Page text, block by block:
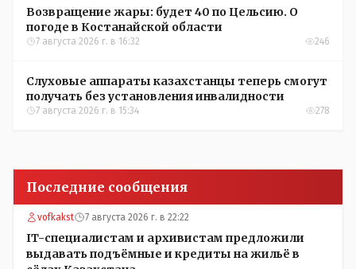
Возвращение жары: будет 40 по Цельсию. О
погоде в Костанайской области
7 августа 2026 г. в 16:32 246
Слуховые аппараты казахстанцы теперь смогут
получать без установления инвалидности
7 августа 2026 г. в 15:34 278
Последние сообщения
vofkakst 7 августа 2026 г. в 22:22
IT-специалистам и архивистам предложили
выдавать подъёмные и кредиты на жильё в